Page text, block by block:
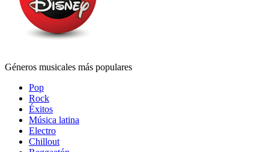
Géneros musicales más populares
Pop
Rock
Éxitos
Música latina
Electro
Chillout